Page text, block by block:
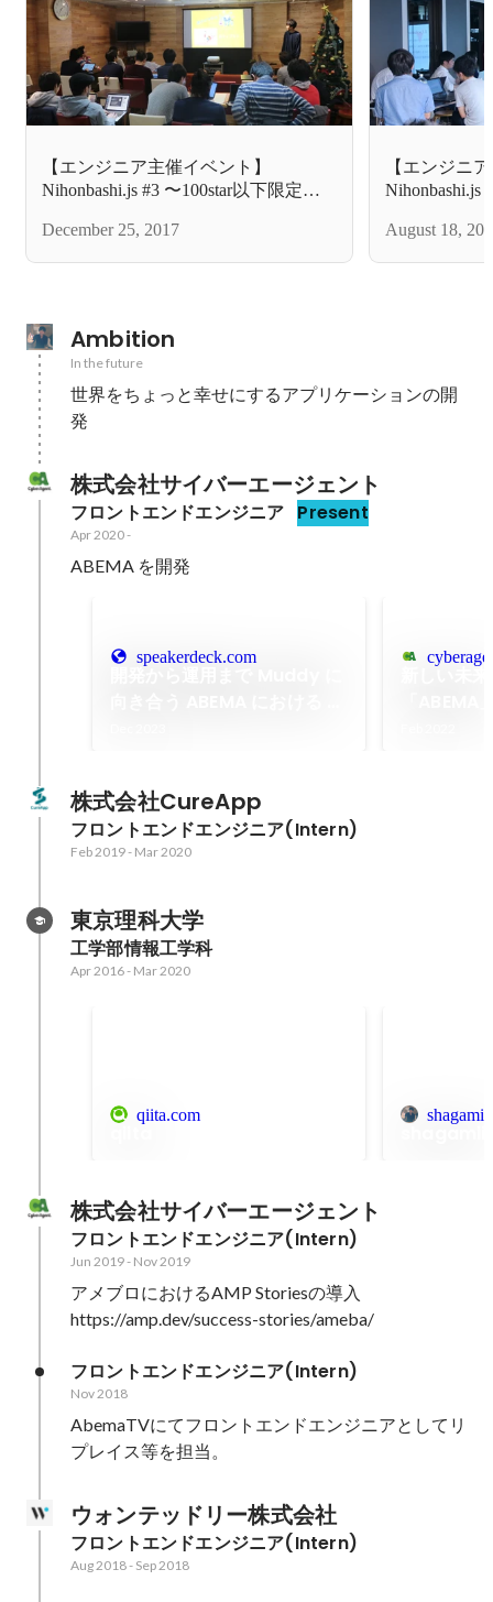
【エンジニア主催イベント】
Nihonbashi.js #3 〜100star以下限定！
リ選手権〜 が開催されました
December 25, 2017
【エンジニ
Nihonbashi.js
ました
August 18,
Ambition
In the future
世界をちょっと幸せにするアプリケーションの開
発
株式会社サイバーエージェント
フロントエンドエンジニア Present
Apr 2020-
ABEMA を開発
speakerdeck.com
株式会社CureApp
フロントエンドエンジニア(Intern)
Feb 2019- Mar 2020
東京理科大学
工学部情報工学科
Apr 2016- Mar 2020
qiita.com
株式会社サイバーエージェント
フロントエンドエンジニア(Intern)
Jun 2019- Nov 2019
アメブロにおけるAMP Storiesの導入
https://amp.dev/success-stories/ameba/
フロントエンドエンジニア(Intern)
Nov 2018
AbemaTVにてフロントエンドエンジニアとしてリ
プレイス等を担当。
ウォンテッドリー株式会社
フロントエンドエンジニア(Intern)
Aug 2018- Sep 2018